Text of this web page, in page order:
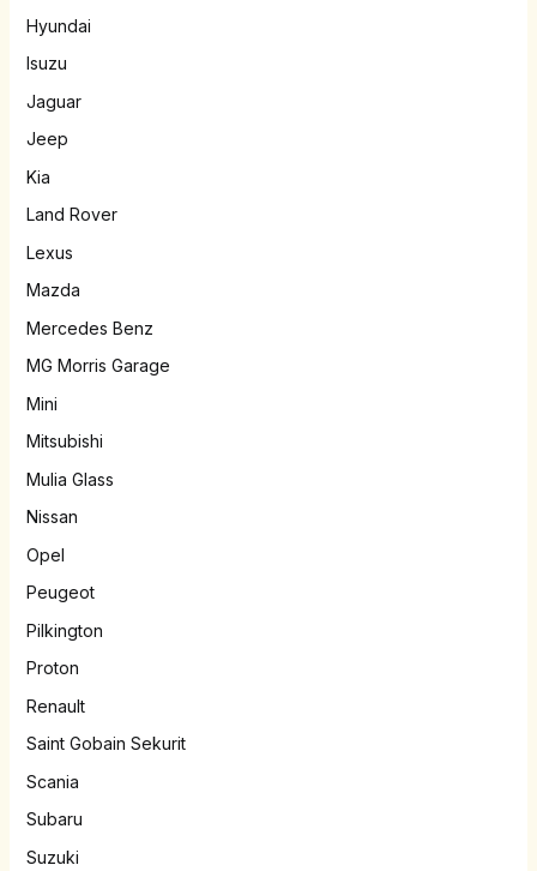
Hyundai
Isuzu
Jaguar
Jeep
Kia
Land Rover
Lexus
Mazda
Mercedes Benz
MG Morris Garage
Mini
Mitsubishi
Mulia Glass
Nissan
Opel
Peugeot
Pilkington
Proton
Renault
Saint Gobain Sekurit
Scania
Subaru
Suzuki